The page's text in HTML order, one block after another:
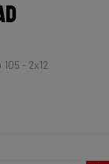
- 2x12